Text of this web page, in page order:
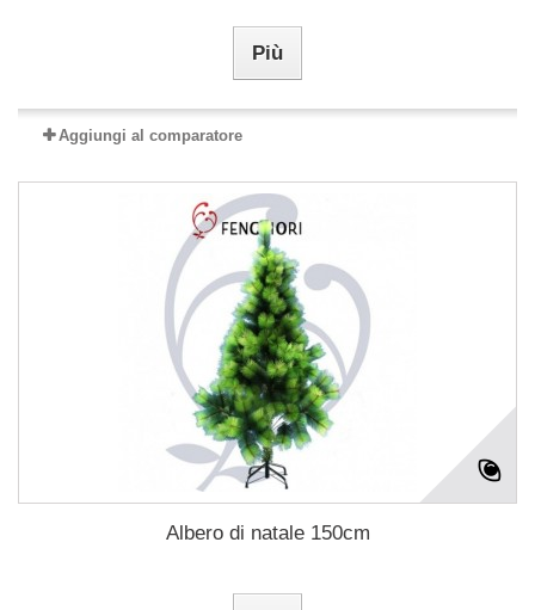
Più
Aggiungi al comparatore
Albero di natale 150cm